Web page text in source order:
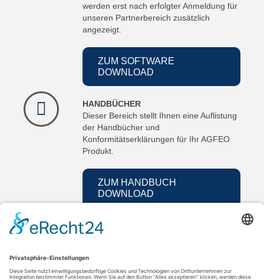
werden erst nach erfolgter Anmeldung für
unseren Partnerbereich zusätzlich
angezeigt.
ZUM SOFTWARE
DOWNLOAD
HANDBÜCHER
Dieser Bereich stellt Ihnen eine Auflistung
der Handbücher und
Konformitätserklärungen für Ihr AGFEO
Produkt.
ZUM HANDBUCH
DOWNLOAD
Kontakt